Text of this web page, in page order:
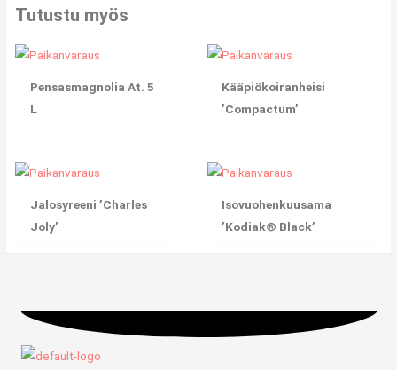
Tutustu myös
Pensasmagnolia At. 5
L
Kääpiökoiranheisi
’Compactum’
Jalosyreeni ’Charles
Joly’
Isovuohenkuusama
’Kodiak® Black’